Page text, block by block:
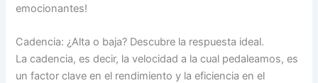
emocionantes!
Cadencia: ¿Alta o baja? Descubre la respuesta ideal.
La cadencia, es decir, la velocidad a la cual pedaleamos, es
un factor clave en el rendimiento y la eficiencia en el